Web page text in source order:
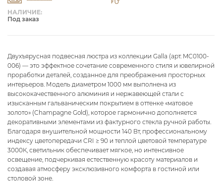
НАЛИЧИЕ:
Под заказ
Двухъярусная подвесная люстра из коллекции Galla (арт. MC0100-
006) — это эффектное сочетание современного стиля и ювелирной
проработки деталей, созданное для преображения просторных
интерьеров. Модель диаметром 1000 мм выполнена из
высококачественного алюминия и нержавеющей стали с
изысканным гальваническим покрытием в оттенке «матовое
золото» (Champagne Gold), которое гармонично дополняется
декоративными элементами из фактурного стекла ручной работы.
Благодаря внушительной мощности 140 Вт, профессиональному
индексу цветопередачи CRI ≥ 90 и теплой цветовой температуре
3000К, светильник обеспечивает мягкое, но интенсивное
освещение, подчеркивая естественную красоту материалов и
создавая атмосферу эксклюзивного комфорта в гостиной или
столовой зоне.